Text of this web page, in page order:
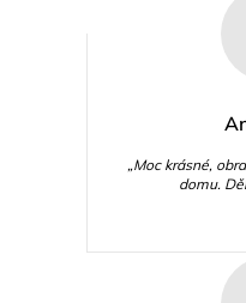
„Moc krásné,
domu.